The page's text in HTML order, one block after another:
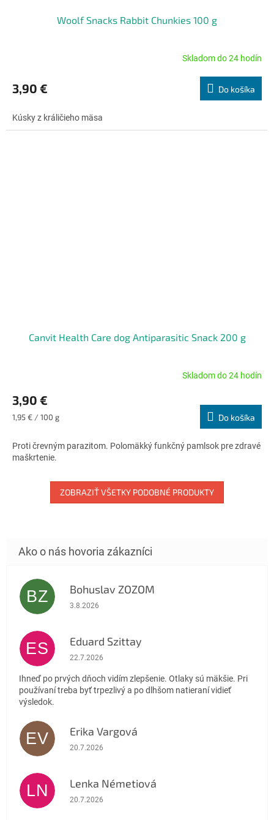
Woolf Snacks Rabbit Chunkies 100 g
produktu
je
z
5
Skladom do 24 hodín
3,90 € Do košíka
Kúsky z králičieho mäsa
Canvit Health Care dog Antiparasitic Snack 200 g
produktu
4,3
5
hviezdičiek.
Skladom do 24 hodín
3,90 €
Jednotková
1,95 € / 100 g Do košíka
Proti črevným parazitom. Polomäkký funkčný pamlsok pre zdravé
maškrtenie.
ZOBRAZIŤ VŠETKY PODOBNÉ PRODUKTY
BZ Bohuslav ZOZOM
Hodnotenie obchodu je 5 z 5 hviezdičiek.
3.8.2026
ES Eduard Szittay
Hodnotenie obchodu je 5 z 5 hviezdičiek.
22.7.2026
Ihneď po prvých dňoch vidím zlepšenie. Otlaky sú mäkšie. Pri
používaní treba byť trpezlivý a po dlhšom natieraní vidieť
výsledok.
EV Erika Vargová
Hodnotenie obchodu je 5 z 5 hviezdičiek.
20.7.2026
LN Lenka Németiová
Hodnotenie obchodu je 5 z 5 hviezdičiek.
20.7.2026